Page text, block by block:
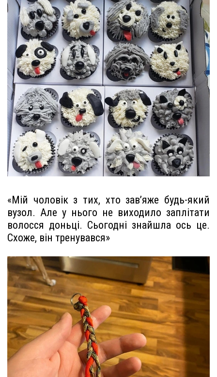
«Мій чоловік з тих, хто зав’яже будь-який
вузол. Але у нього не виходило заплітати
волосся доньці. Сьогодні знайшла ось це.
Схоже, він тренувався»